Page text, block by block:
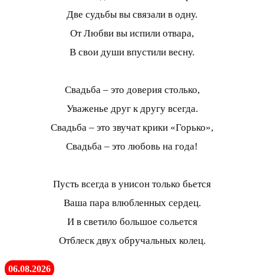
Две судьбы вы связали в одну.
От Любви вы испили отвара,
В свои души впустили весну.
Свадьба – это доверия столько,
Уваженье друг к другу всегда.
Свадьба – это звучат крики «Горько»,
Свадьба – это любовь на года!
Пусть всегда в унисон только бьется
Ваша пара влюбленных сердец.
И в светило большое сольется
Отблеск двух обручальных колец.
06.08.2026